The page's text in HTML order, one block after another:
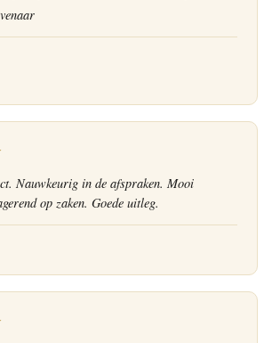
Nauwkeurig in de afspraken. Mooi
op zaken. Goede uitleg.